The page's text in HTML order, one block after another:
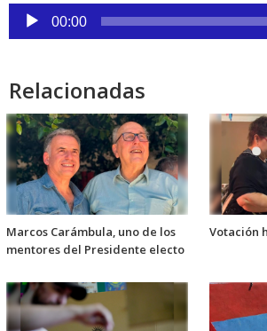
audio
Reproductor
de
00:00
Relacionadas
Marcos Carámbula, uno de los
mentores del Presidente electo
Votación